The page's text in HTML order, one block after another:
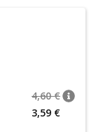
4,60 €
3,59 €